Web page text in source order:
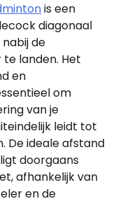
is een
diagonaal
de
landen. Het
en
om
van je
leidt tot
De ideale afstand
doorgaans
afhankelijk van
en de